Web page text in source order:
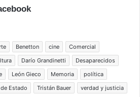
Benetton cine
Comercial
Darío Grandinetti
Desaparecidos
León Gieco Memoria
política
Estado Tristán Bauer verdad y justicia